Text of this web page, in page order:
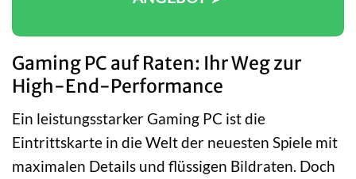
Gaming PC auf Raten: Ihr Weg zur
High-End-Performance
Ein leistungsstarker Gaming PC ist die
Eintrittskarte in die Welt der neuesten Spiele mit
maximalen Details und flüssigen Bildraten. Doch